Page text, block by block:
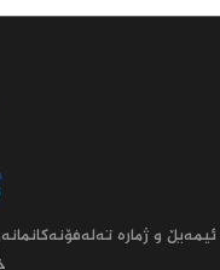
و ژماره‌